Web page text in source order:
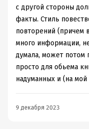
с другой стороны
факты. Стиль
повторений (причем
много информации,
думала, может потом
просто для обьема
надуманных и (на
9 декабря 2023